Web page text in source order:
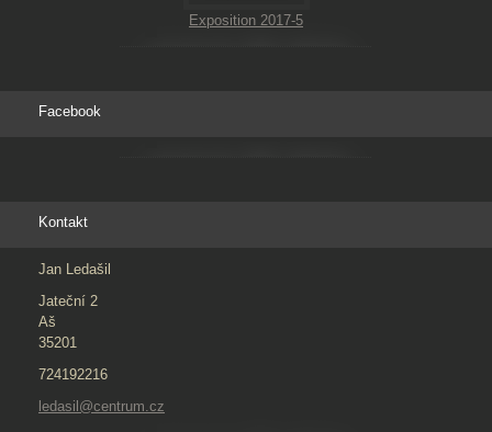
Exposition 2017-5
Facebook
Kontakt
Jan Ledašil
Jateční 2
Aš
35201
724192216
ledasil@centrum.cz